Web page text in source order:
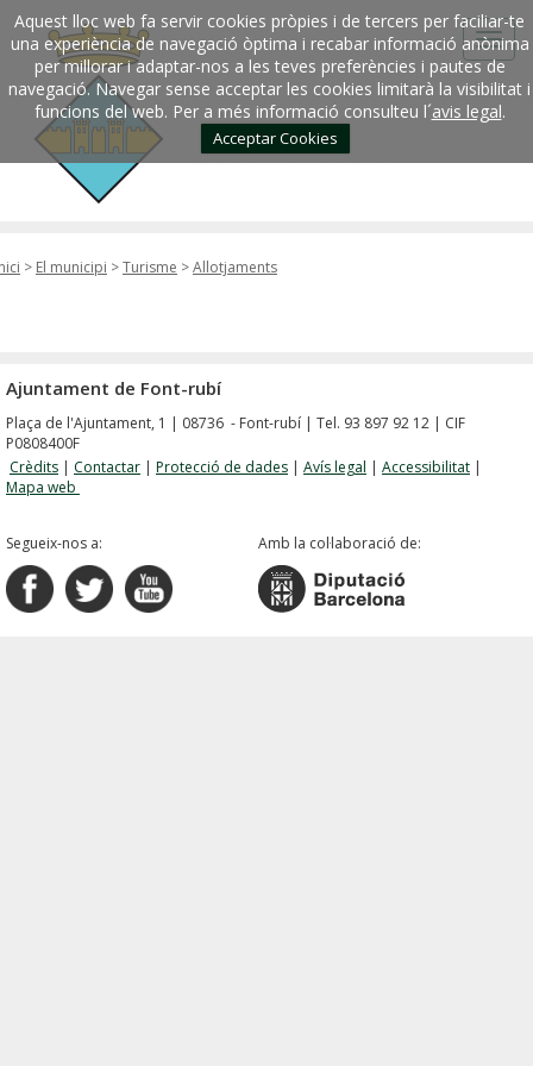
Aquest lloc web fa servir cookies pròpies i de tercers per faciliar-te
una experiència de navegació òptima i recabar informació anònima
per millorar i adaptar-nos a les teves preferències i pautes de
navegació. Navegar sense acceptar les cookies limitarà la visibilitat i
funcions del web. Per a més informació consulteu l´avis legal.
Acceptar Cookies
> El municipi >Turisme >Allotjaments
Ajuntament de Font-rubí
Plaça de l'Ajuntament, 1 | 08736 - Font-rubí | Tel. 93 897 92 12 | CIF
P0808400F
Crèdits | Contactar | Protecció de dades | Avís legal | Accessibilitat |
Mapa web
Segueix-nos a: Amb la col·laboració de: